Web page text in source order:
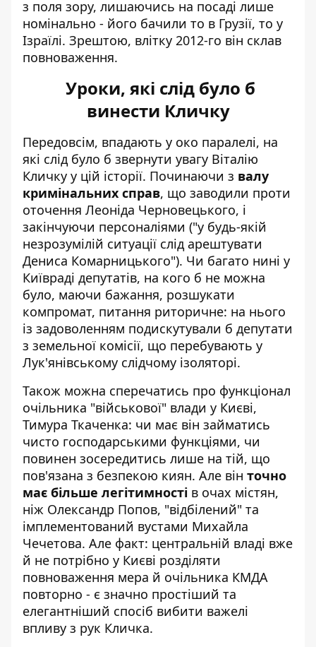
з поля зору, лишаючись на посаді лише
номінально - його бачили то в Грузії, то у
Ізраїлі. Зрештою, влітку 2012-го він склав
повноваження.
Уроки, які слід було б
винести Кличку
Передовсім, впадають у око паралелі, на
які слід було б звернути увагу Віталію
Кличку у цій історії. Починаючи з валу
кримінальних справ, що заводили проти
оточення Леоніда Черновецького, і
закінчуючи персоналіями ("у будь-якій
незрозумілій ситуації слід арештувати
Дениса Комарницького"). Чи багато нині у
Київраді депутатів, на кого б не можна
було, маючи бажання, розшукати
компромат, питання риторичне: на нього
із задоволенням подискутували б депутати
з земельної комісії, що перебувають у
Лук'янівському слідчому ізоляторі.
Також можна сперечатись про функціонал
очільника "військової" влади у Києві,
Тимура Ткаченка: чи має він займатись
чисто господарськими функціями, чи
повинен зосередитись лише на тій, що
пов'язана з безпекою киян. Але він точно
має більше легітимності в очах містян,
ніж Олександр Попов, "відбілений" та
імплементований вустами Михайла
Чечетова. Але факт: центральній владі вже
й не потрібно у Києві розділяти
повноваження мера й очільника КМДА
повторно - є значно простіший та
елегантніший спосіб вибити важелі
впливу з рук Кличка.